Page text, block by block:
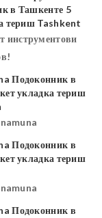
инструментови